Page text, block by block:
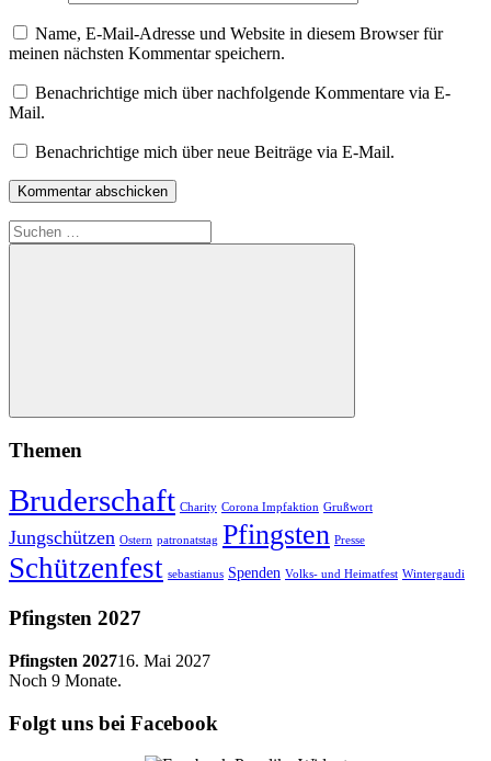
Name, E-Mail-Adresse und Website in diesem Browser für
meinen nächsten Kommentar speichern.
Benachrichtige mich über nachfolgende Kommentare via E-
Mail.
Benachrichtige mich über neue Beiträge via E-Mail.
Suchen
nach:
Suchen
Themen
Bruderschaft Charity Corona Impfaktion Grußwort
Jungschützen Ostern patronatstag Pfingsten Presse
Schützenfest sebastianus Spenden Volks- und Heimatfest Wintergaudi
Pfingsten 2027
Pfingsten 202716. Mai 2027
Noch 9 Monate.
Folgt uns bei Facebook